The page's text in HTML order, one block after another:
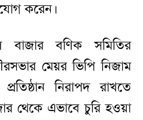
করেন।
বাজার বণিক সমিতির
মেয়র ভিপি নিজাম
নিরাপদ রাখতে
থেকে এভাবে চুরি হওয়া